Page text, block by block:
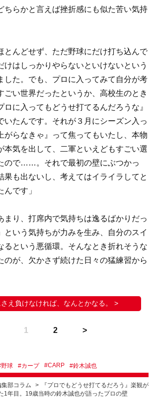
ちらかと言えば挫折感にも似た苦い気持
とんどせず、ただ野球にだけ打ち込んで
けはしっかりやらないといけないという
した。でも、プロに入ってみて自分が考
ごい世界だったというか、高校生のとき
ロに入ってもどうせ打てるんだろうな』
いたんです。それが３月にシーズン入っ
がらなきゃ』って焦ってもいたし、本物
本気を出して、二軍といえどもすごい選
ので……。それで最初の壁にぶつかっ
果も出ないし、考えてはイライラしてと
です」
り、打席内で気持ちは逸るばかりだっ
という気持ちが力みを生み、自分のスイ
るという悪循環。そんなとき折れそうな
のが、欠かさず続けた日々の猛練習から
え負けなければ、なんとかなる。 >
1 2
野球 #カープ #CARP #鈴木誠也
集部コラム
『プロでもどうせ打てるだろう』楽観が
1年目。19歳当時の鈴木誠也が語ったプロの壁